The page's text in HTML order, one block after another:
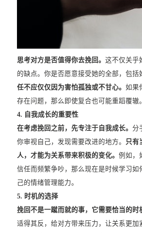
思考对方是否值得你去挽回。 这不仅关乎
的缺点。你是否愿意接受她的全部，包括
任不应仅仅因为害怕孤独或不甘心。 如果
存在问题，那么即使复合也可能重蹈覆辙
4. 自我成长的重要性
在考虑挽回之前，先专注于自我成长。 分
你审视自己，发现需要改进的地方。
只有
人，才能为关系带来积极的变化。 例如，
信任而频繁争吵，那么现在是时候学习如
己的情绪管理能力。
5. 时机的选择
挽回不是一蹴而就的事，它需要恰当的时
适得其反，给对方带来压力，让关系更加